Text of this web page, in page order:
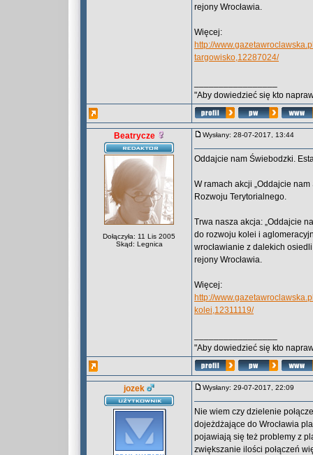
rejony Wrocławia.
Więcej:
http://
targowisko,12287024/
"Aby dowiedzieć się kto
Beatrycze
Dołączyła: 11 Lis 2005
Skąd: Legnica
Wysłany: 28-07-2017, 13:44
Oddajcie nam Świebodzki.
W ramach akcji „Oddajcie
Rozwoju Terytorialnego.
Trwa nasza akcja: „Oddajcie
do rozwoju kolei i
wrocławianie z dalekich
rejony Wrocławia.
Więcej:
http://
kolei,12311119/
"Aby dowiedzieć się kto
jozek Wysłany: 29-07-2017, 22:09
Nie wiem czy dzielenie
dojeżdżające do Wrocławia
pojawiają się też problemy z
zwiększanie ilości połączeń